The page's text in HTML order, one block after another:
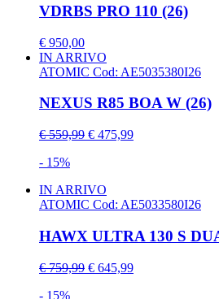
VDRBS PRO 110 (26)
€ 950,00
IN ARRIVO
ATOMIC Cod: AE5035380I26
NEXUS R85 BOA W (26)
€ 559,99 € 475,99
- 15%
IN ARRIVO
ATOMIC Cod: AE5033580I26
HAWX ULTRA 130 S
€ 759,99 € 645,99
- 15%